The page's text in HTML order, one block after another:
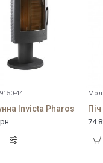
9150-44
Invicta Pharos
74